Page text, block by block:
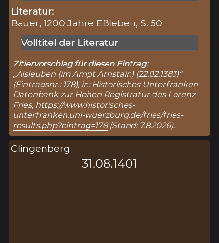
Literatur:
Bauer, 1200 Jahre Eßleben, S. 50
Volltitel der Literatur
Zitiervorschlag für diesen Eintrag:
„Aisleuben (im Ampt Arnstain) (22.02.1383)“
(Eintragsnr.: 178), in: Historisches Unterfranken –
Datenbank zur Hohen Registratur des Lorenz
Fries, https://www.historisches-
unterfranken.uni-wuerzburg.de/fries/fries-
results.php?eintrag=178(Stand: 7.8.2026).
Clingenberg
31.08.1401